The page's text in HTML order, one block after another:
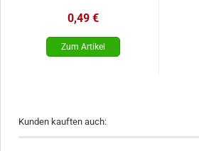
0,49 €
Kunden kauften auch: